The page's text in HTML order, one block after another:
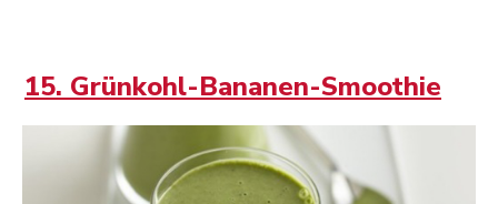
15. Grünkohl-Bananen-Smoothie